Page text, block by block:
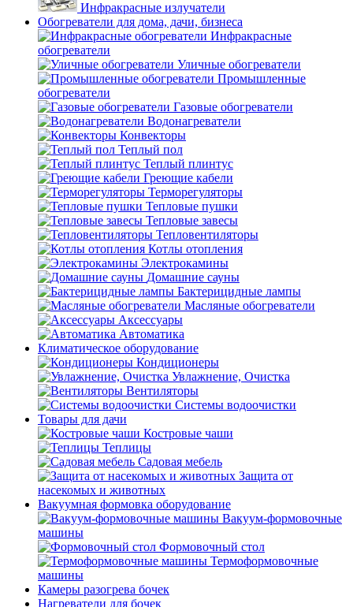
Инфракрасные излучатели
Обогреватели для дома, дачи, бизнеса
Инфракрасные
обогреватели
Уличные обогреватели
Промышленные
обогреватели
Газовые обогреватели
Водонагреватели
Конвекторы
Теплый пол
Теплый плинтус
Греющие кабели
Терморегуляторы
Тепловые пушки
Тепловые завесы
Тепловентиляторы
Котлы отопления
Электрокамины
Домашние сауны
Бактерицидные лампы
Масляные обогреватели
Аксессуары
Автоматика
Климатическое оборудование
Кондиционеры
Увлажнение, Очистка
Вентиляторы
Системы водоочистки
Товары для дачи
Костровые чаши
Теплицы
Садовая мебель
Защита от
насекомых и животных
Вакуумная формовка оборудование
Вакуум-формовочные
машины
Формовочный стол
Термоформовочные
машины
Камеры разогрева бочек
Нагреватели для бочек